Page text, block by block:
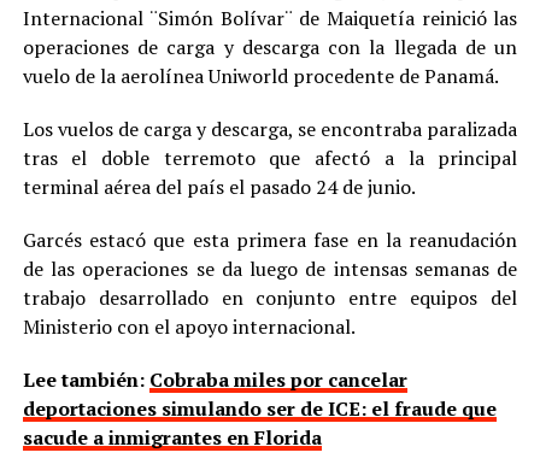
Internacional ¨Simón Bolívar¨ de Maiquetía reinició las
operaciones de carga y descarga con la llegada de un
vuelo de la aerolínea Uniworld procedente de Panamá.
Los vuelos de carga y descarga, se encontraba paralizada
tras el doble terremoto que afectó a la principal
terminal aérea del país el pasado 24 de junio.
Garcés estacó que esta primera fase en la reanudación
de las operaciones se da luego de intensas semanas de
trabajo desarrollado en conjunto entre equipos del
Ministerio con el apoyo internacional.
Lee también: Cobraba miles por cancelar
deportaciones simulando ser de ICE: el fraude que
sacude a inmigrantes en Florida